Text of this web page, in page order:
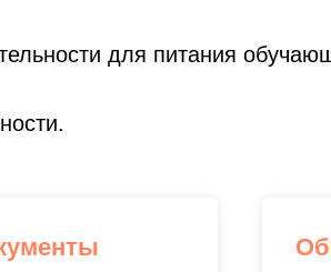
для питания